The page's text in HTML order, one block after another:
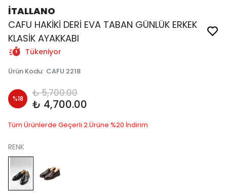
İTALLANO
CAFU HAKİKİ DERİ EVA TABAN GÜNLÜK ERKEK
KLASİK AYAKKABI
Tükeniyor
Ürün Kodu: CAFU 2218
%18 ₺ 5,700.00
₺ 4,700.00
Tüm Ürünlerde Geçerli 2.Ürüne %20 İndirim
RENK